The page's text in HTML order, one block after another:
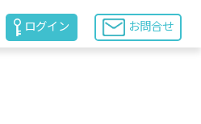
ログイン お問合せ